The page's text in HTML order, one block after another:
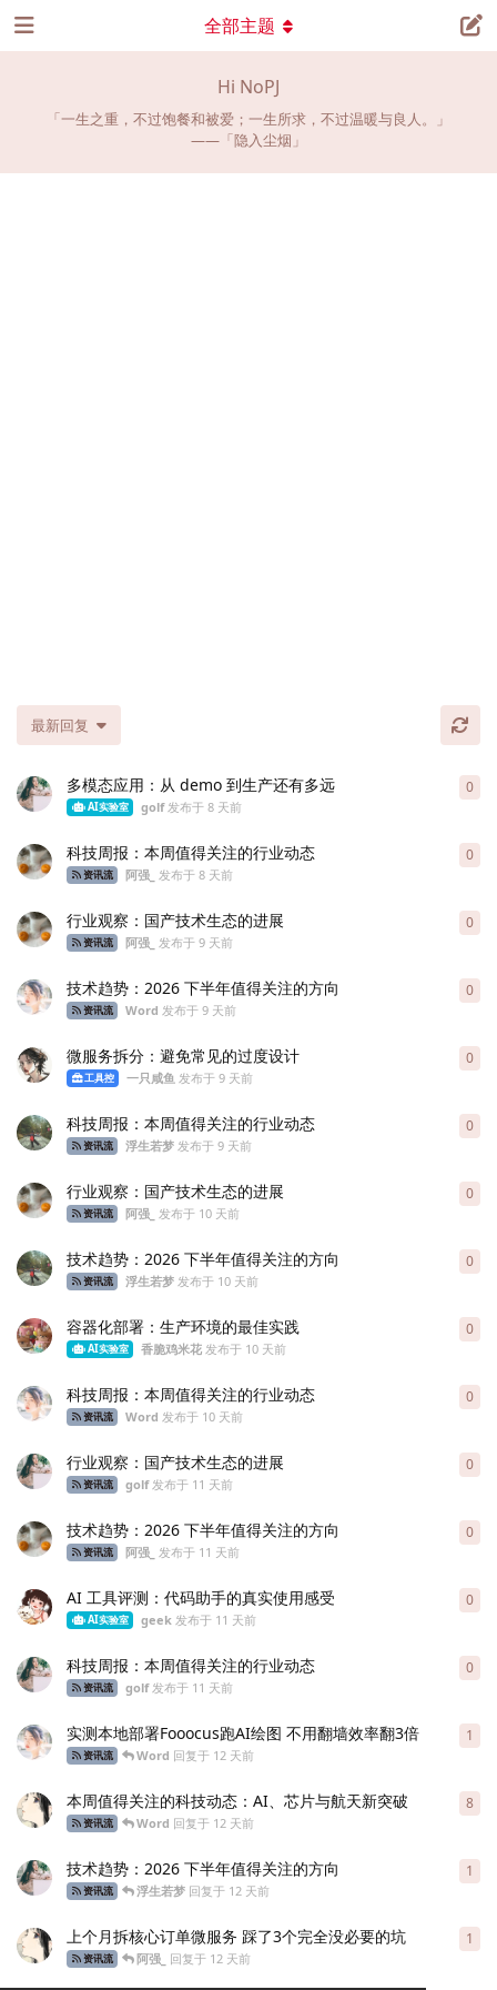
Hi NoPJ
「一生之重，不过饱餐和被爱；一生所求，不过温暖与良人。
」
——「隐入尘烟 」
全部主题
最新回复
多模态应用：从 demo 到生产还有多远
AI实验室 golf发布于8 天前
0
科技周报：本周值得关注的行业动态
资讯流 阿强_ 发布于8 天前
0
行业观察：国产技术生态的进展
资讯流 阿强_ 发布于9 天前
0
技术趋势：2026 下半年值得关注的方向
资讯流 Word 发布于9 天前
0
微服务拆分：避免常见的过度设计
工具控 一只咸鱼 发布于9 天前
0
科技周报：本周值得关注的行业动态
资讯流 浮生若梦 发布于9 天前
0
行业观察：国产技术生态的进展
资讯流 阿强_ 发布于 10 天前
0
技术趋势：2026 下半年值得关注的方向
资讯流 浮生若梦 发布于 10 天前
0
容器化部署：生产环境的最佳实践
AI实验室 香脆鸡米花 发布于 10 天前
0
科技周报：本周值得关注的行业动态
资讯流 Word 发布于 10 天前
0
行业观察：国产技术生态的进展
资讯流 golf发布于 11 天前
0
技术趋势：2026 下半年值得关注的方向
资讯流 阿强_ 发布于 11 天前
0
AI 工具评测：代码助手的真实使用感受
AI实验室 geek 发布于 11 天前
0
科技周报：本周值得关注的行业动态
资讯流 golf发布于 11 天前
0
实测本地部署Fooocus跑AI绘图 不用翻墙效率翻3倍
资讯流 Word 回复于 12 天前
1
本周值得关注的科技动态：AI、芯片与航天新突破
资讯流 Word 回复于 12 天前
8
技术趋势：2026 下半年值得关注的方向
资讯流 浮生若梦 回复于 12 天前
1
上个月拆核心订单微服务 踩了3个完全没必要的坑
资讯流 阿强_ 回复于 12 天前
1